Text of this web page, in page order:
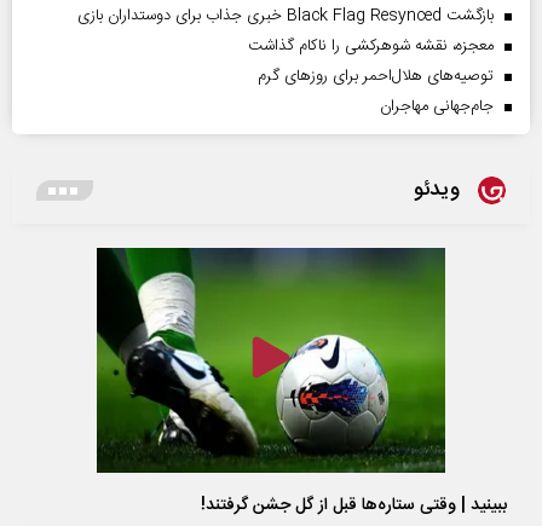
بازگشت Black Flag Resynced خبری جذاب برای دوستداران بازی
معجزه، نقشه شوهرکشی را ناکام گذاشت
توصیه‌های هلال‌احمر برای روز‌های گرم
جام‌جهانی مهاجران
ویدئو
ببینید | وقتی ستاره‌ها قبل از گل جشن گرفتند!